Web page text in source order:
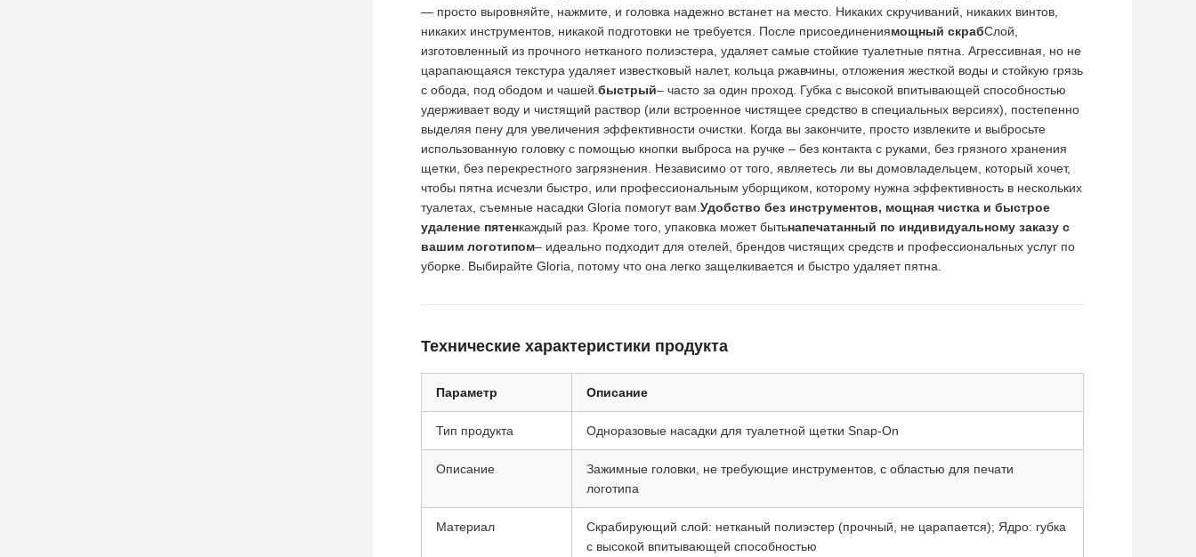
— просто выровняйте, нажмите, и головка надежно встанет на место. Никаких скручиваний, никаких винтов,
никаких инструментов, никакой подготовки не требуется. После присоединениямощный скрабСлой,
изготовленный из прочного нетканого полиэстера, удаляет самые стойкие туалетные пятна. Агрессивная, но не
царапающаяся текстура удаляет известковый налет, кольца ржавчины, отложения жесткой воды и стойкую грязь
с обода, под ободом и чашей. быстрый– часто за один проход. Губка с высокой впитывающей способностью
удерживает воду и чистящий раствор (или встроенное чистящее средство в специальных версиях), постепенно
выделяя пену для увеличения эффективности очистки. Когда вы закончите, просто извлеките и выбросьте
использованную головку с помощью кнопки выброса на ручке – без контакта с руками, без грязного хранения
щетки, без перекрестного загрязнения. Независимо от того, являетесь ли вы домовладельцем, который хочет,
чтобы пятна исчезли быстро, или профессиональным уборщиком, которому нужна эффективность в нескольких
туалетах, съемные насадки Gloria помогут вам. Удобство без инструментов, мощная чистка и быстрое
удаление пятенкаждый раз. Кроме того, упаковка может бытьнапечатанный по индивидуальному заказу с
вашим логотипом– идеально подходит для отелей, брендов чистящих средств и профессиональных услуг по
уборке. Выбирайте Gloria, потому что она легко защелкивается и быстро удаляет пятна.
Технические характеристики продукта
Параметр Описание
Тип продукта Одноразовые насадки для туалетной щетки Snap-On
Описание
Зажимные головки, не требующие инструментов, с областью для печати
логотипа
Материал
Скрабирующий слой: нетканый полиэстер (прочный, не царапается); Ядро: губка
с высокой впитывающей способностью